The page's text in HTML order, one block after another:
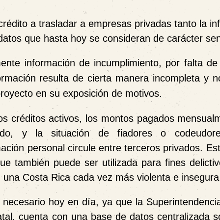
a trasladar a empresas privadas tanto la
que hasta hoy se consideran de carácter
información de incumplimiento, por falta de
resulta de cierta manera incompleta y
en su exposición de motivos.
créditos activos, los montos pagados
y la situación de fiadores o
personal circule entre terceros privados.
también puede ser utilizada para fines
Costa Rica cada vez más violenta e
hoy en día, ya que la
cuenta con una base de datos centralizada